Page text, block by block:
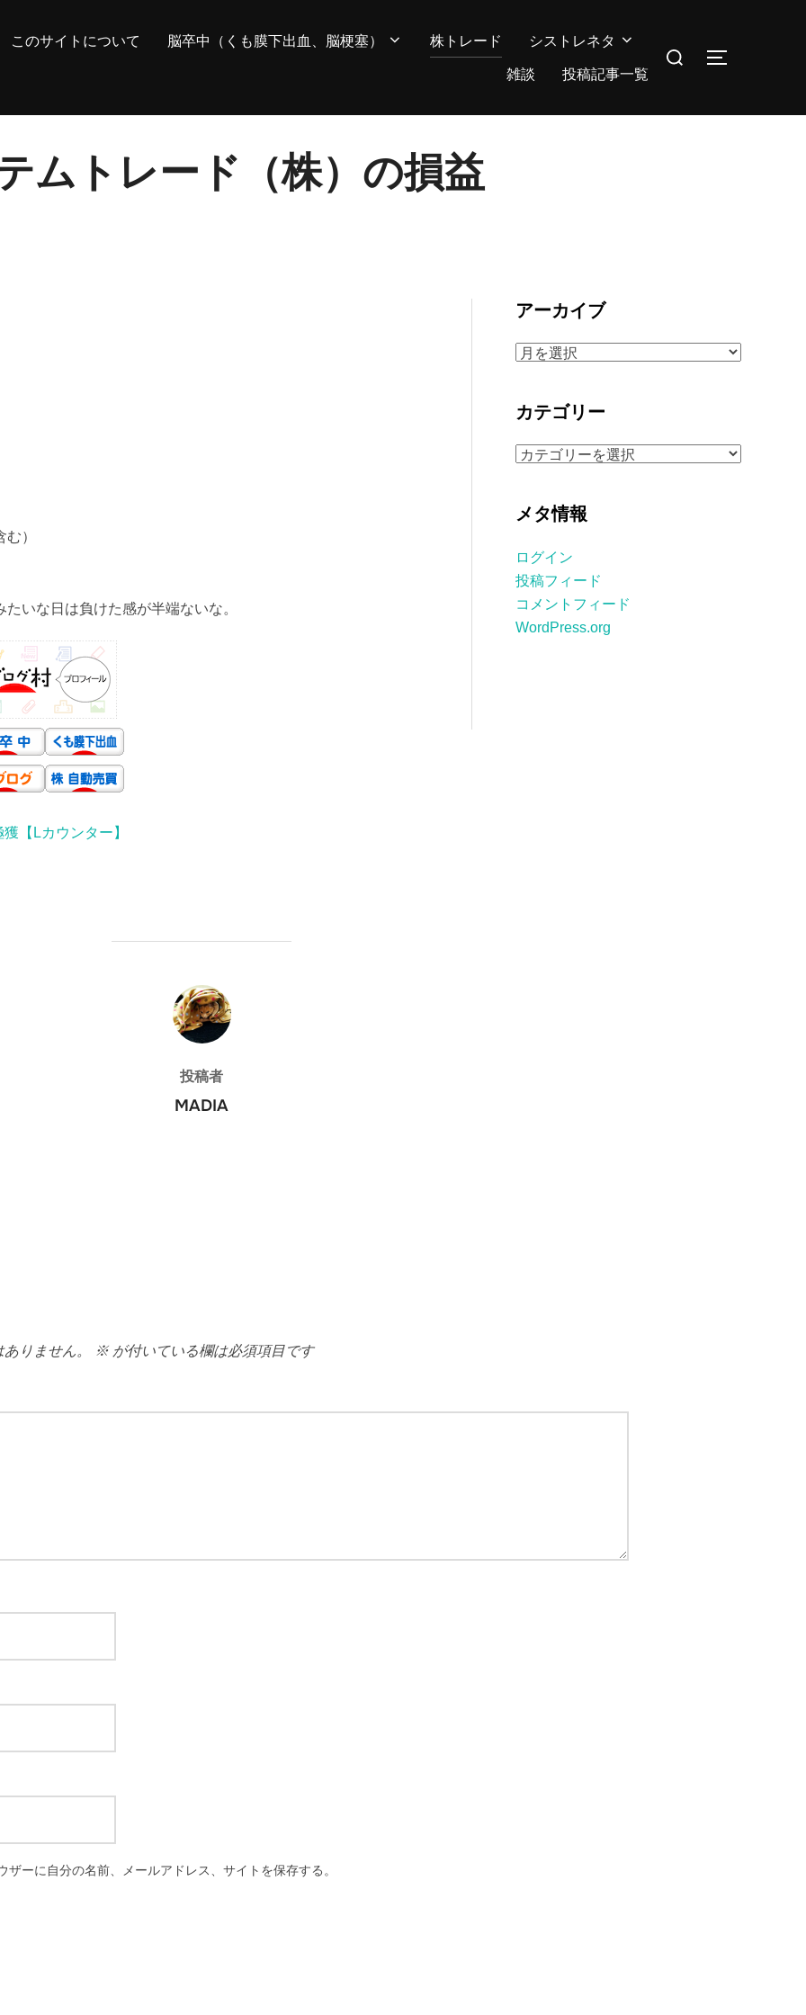
このサイトについて 脳卒中（くも膜下出血、脳梗塞） 株トレード
シストレネタ
雑談
投稿記事一覧
検
サイドバー
トレード（株）の損益
）
いな日は負けた感が半端ないな。
【Lカウンター】
アーカイブ
ア
イ
ブ
カテゴリー
カ
リ
メタ情報
ログイン
投稿フィード
コメントフィード
WordPress.org
投稿者
投稿者
MADIA
りません。 ※ が付いている欄は必須項目です
ーに自分の名前、メールアドレス、サイトを保存する。